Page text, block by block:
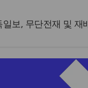
보, 무단전재 및 재